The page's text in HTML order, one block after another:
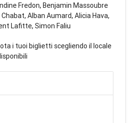
Fredon, Benjamin Massoubre
Chabat, Alban Aumard, Alicia Hava,
Lafitte, Simon Faliu
i tuoi biglietti scegliendo il locale